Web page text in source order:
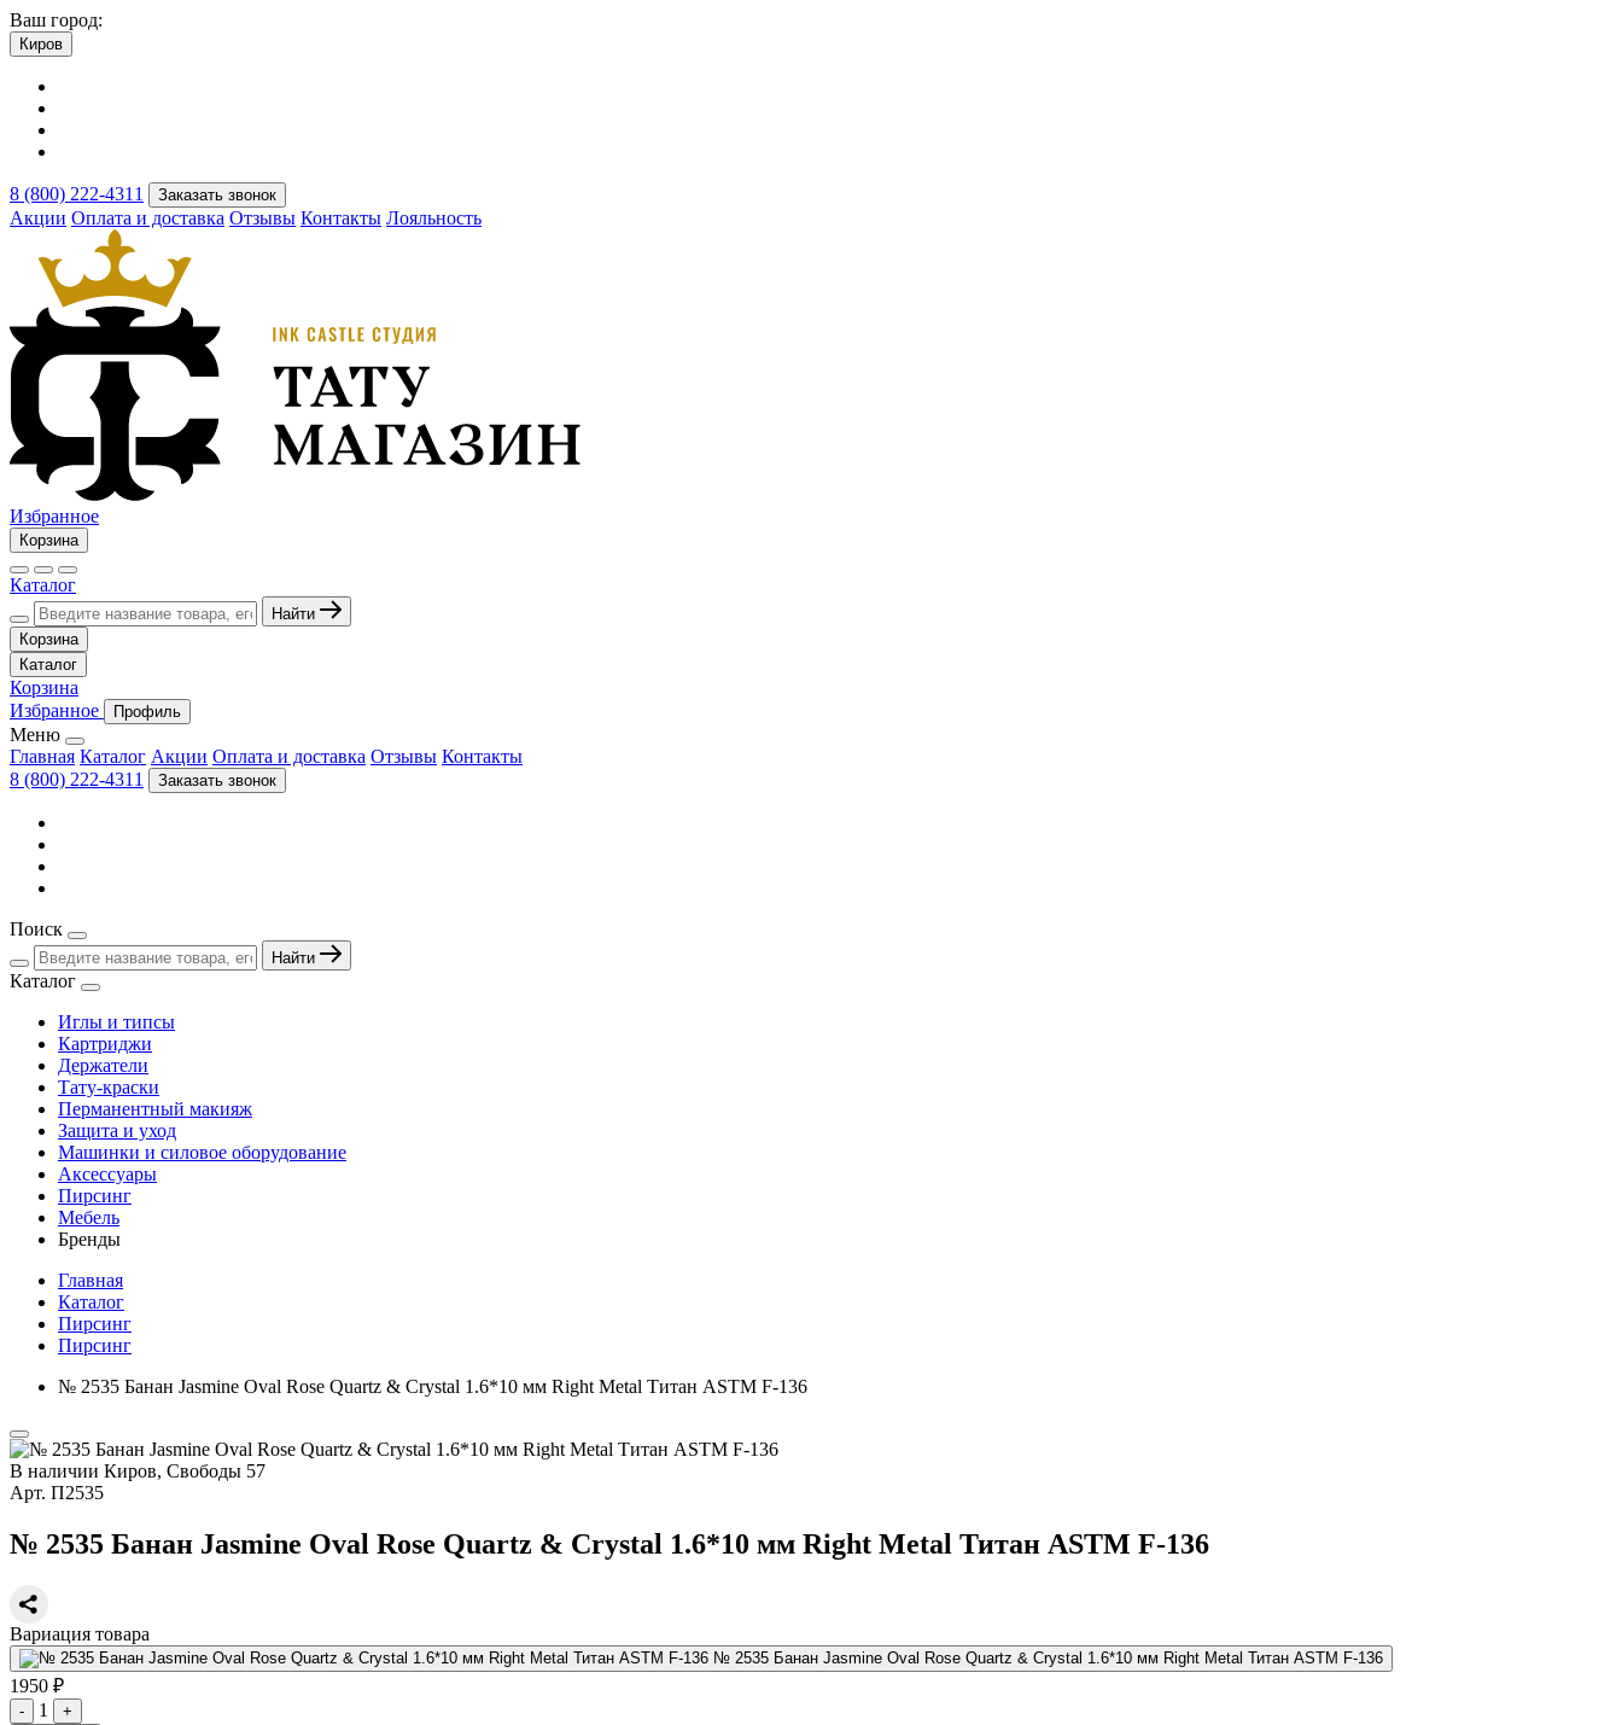
Ваш город:
Киров
8 (800) 222-4311 Заказать звонок
Акции Оплата и доставка Отзывы Контакты Лояльность
Избранное
Корзина
Каталог
Найти
Корзина
Каталог
Корзина
Избранное
Профиль
Меню
Главная Каталог Акции Оплата и доставка Отзывы Контакты
8 (800) 222-4311
Заказать звонок
Поиск
Найти
Каталог
Иглы и типсы
Картриджи
Держатели
Тату-краски
Перманентный макияж
Защита и уход
Машинки и силовое оборудование
Аксессуары
Пирсинг
Мебель
Бренды
Главная
Каталог
Пирсинг
Пирсинг
№ 2535 Банан Jasmine Oval Rose Quartz & Crystal 1.6*10 мм Right Metal Титан ASTM F-136
В наличии Киров, Свободы 57
Арт. П2535
№ 2535 Банан Jasmine Oval Rose Quartz & Crystal 1.6*10 мм Right Metal Титан ASTM F-136
Вариация товара
№ 2535 Банан Jasmine Oval Rose Quartz & Crystal 1.6*10 мм Right Metal Титан ASTM F-136
1950 ₽
- 1
+